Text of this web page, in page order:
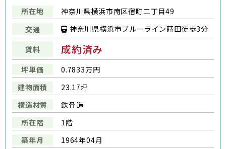
所在地
神奈川県横浜市南区宿町二丁目49
交通
神奈川県横浜市ブルーライン蒔田徒歩3分
賃料 成約済み
坪単価
0.7833万円
建物面積
23.17坪
構造材質
鉄骨造
所在階
1階
築年月
1964年04月